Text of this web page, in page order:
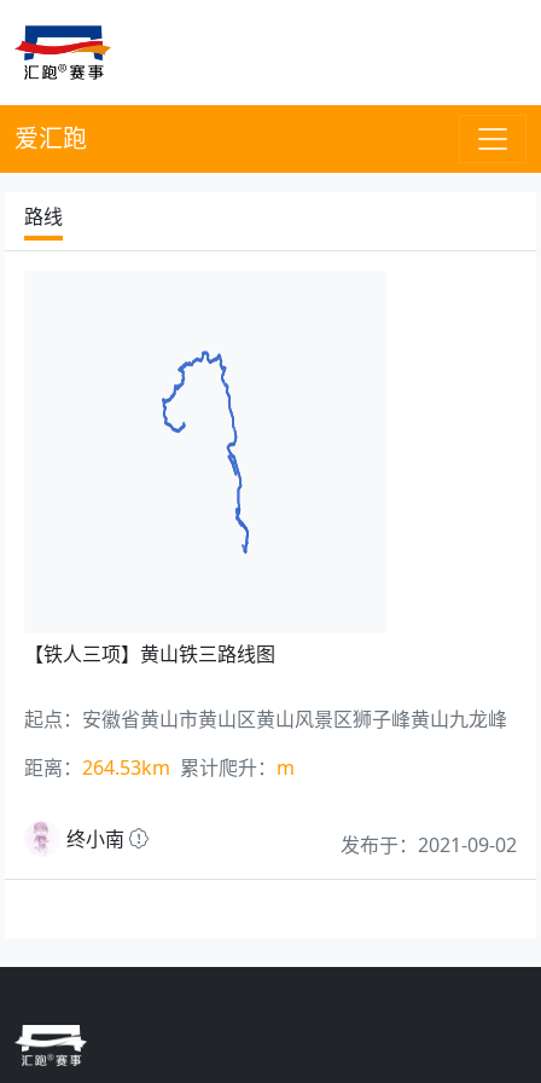
爱汇跑
路线
【铁人三项】 黄山铁三路线图
起点：安徽省黄山市黄山区黄山风景区狮子峰黄山九龙峰
距离： 264.53km 累计爬升： m
终小南 发布于：2021-09-02